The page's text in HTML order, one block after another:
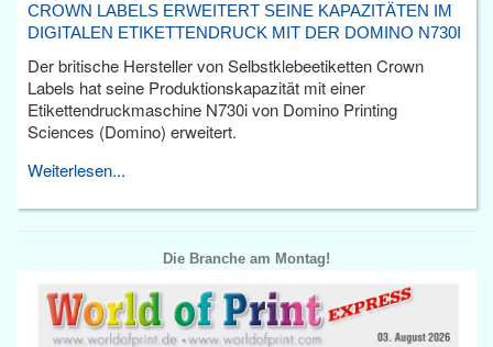
CROWN LABELS ERWEITERT SEINE KAPAZITÄTEN IM
DIGITALEN ETIKETTENDRUCK MIT DER DOMINO N730I
Der britische Hersteller von Selbstklebeetiketten Crown
Labels hat seine Produktionskapazität mit einer
Etikettendruckmaschine N730i von Domino Printing
Sciences (Domino) erweitert.
Weiterlesen...
Die Branche am Montag!